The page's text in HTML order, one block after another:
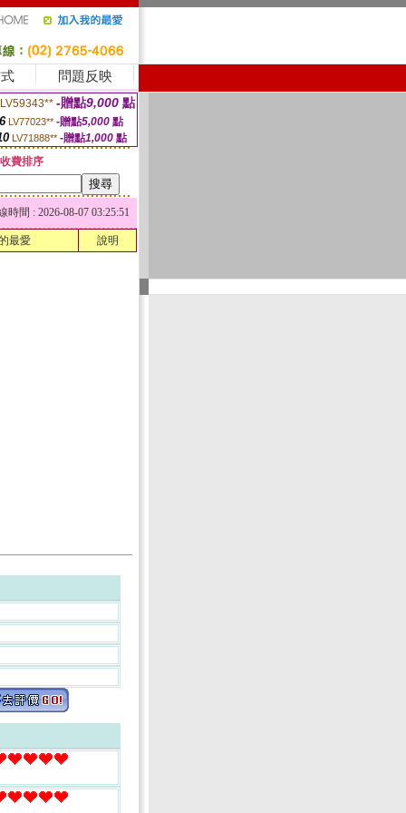
問題反映
LV59343** -贈點9,000 點
LV77023** -贈點5,000點
LV71888** -贈點1,000 點
費排序
時間 : 2026-08-07 03:25:51
最愛 說明